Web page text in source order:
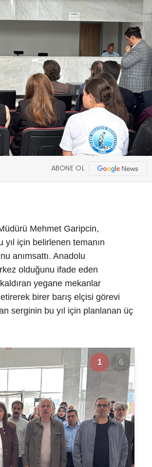
ABONE OL
Mehmet Garipcin,
yıl için belirlenen temanın
anımsattı. Anadolu
olduğunu ifade eden
yegane mekanlar
birer barış elçisi görevi
serginin bu yıl için planlanan üç
1 6